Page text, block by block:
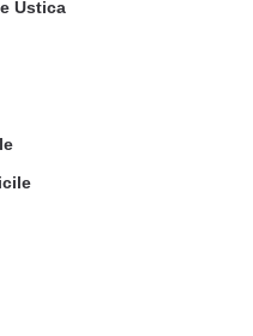
Ustica